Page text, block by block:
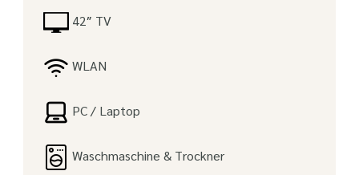
42″ TV
WLAN
PC / Laptop
Waschmaschine & Trockner